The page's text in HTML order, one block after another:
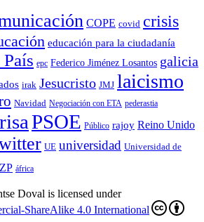
COPE covid crisis
educación para la ciudadaní­a
epc Federico Jiménez Losantos galicia
irak Jesucristo JMJ laicismo
Navidad Negociación con ETA pederastia
PSOE Público rajoy Reino Unido
UE universidad Universidad de
ZP áfrica
Doval is licensed under
ShareAlike 4.0 International